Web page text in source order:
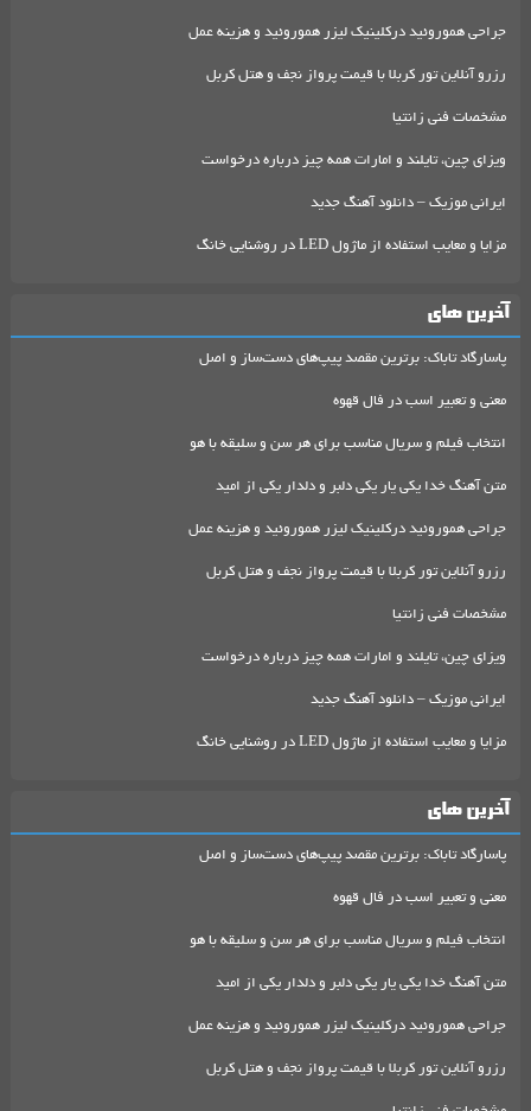
جراحی هموروئید درکلینیک لیزر هموروئید و هزینه عمل
رزرو آنلاین تور کربلا با قیمت پرواز نجف و هتل کربل
مشخصات فنی زانتیا
ویزای چین، تایلند و امارات همه چیز درباره درخواست
ایرانی موزیک – دانلود آهنگ جدید
مزایا و معایب استفاده از ماژول LED در روشنایی خانگ
آخرین های
پاسارگاد تاباک: برترین مقصد پیپ‌های دست‌ساز و اصل
معنی و تعبیر اسب در فال قهوه
انتخاب فیلم و سریال مناسب برای هر سن و سلیقه با هو
متن آهنگ خدا یکی یار یکی دلبر و دلدار یکی از امید
جراحی هموروئید درکلینیک لیزر هموروئید و هزینه عمل
رزرو آنلاین تور کربلا با قیمت پرواز نجف و هتل کربل
مشخصات فنی زانتیا
ویزای چین، تایلند و امارات همه چیز درباره درخواست
ایرانی موزیک – دانلود آهنگ جدید
مزایا و معایب استفاده از ماژول LED در روشنایی خانگ
آخرین های
پاسارگاد تاباک: برترین مقصد پیپ‌های دست‌ساز و اصل
معنی و تعبیر اسب در فال قهوه
انتخاب فیلم و سریال مناسب برای هر سن و سلیقه با هو
متن آهنگ خدا یکی یار یکی دلبر و دلدار یکی از امید
جراحی هموروئید درکلینیک لیزر هموروئید و هزینه عمل
رزرو آنلاین تور کربلا با قیمت پرواز نجف و هتل کربل